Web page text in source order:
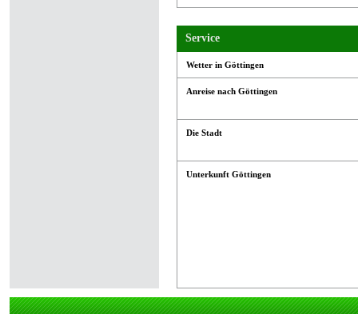
Service
Wetter in Göttingen
Anreise nach Göttingen
Die Stadt
Unterkunft Göttingen